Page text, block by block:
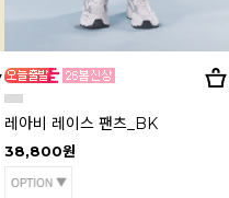
레아비 레이스 팬츠_BK
38,800원